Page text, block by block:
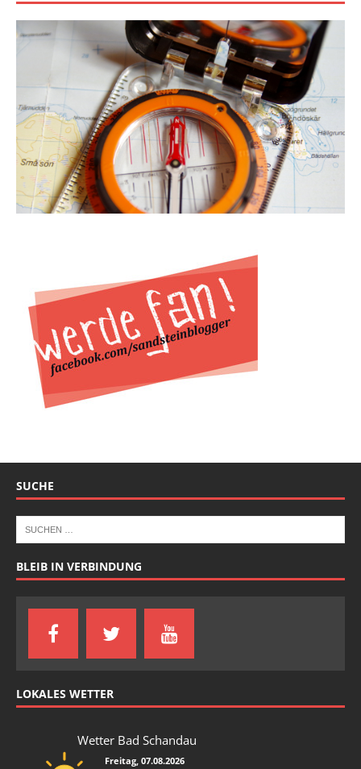
SUCHE
BLEIB IN VERBINDUNG
LOKALES WETTER
Wetter Bad Schandau
Freitag, 07.08.2026